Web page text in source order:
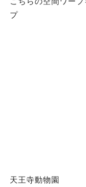
プ
天王寺動物園